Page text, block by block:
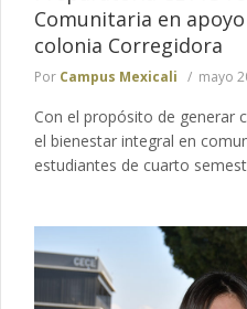
Comunitaria en
colonia Corregidora
Por Campus Mexicali mayo
Con el propósito de generar
el bienestar integral en
estudiantes de cuarto